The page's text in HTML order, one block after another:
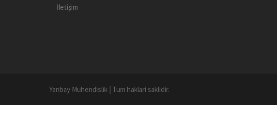
İletişim
Yanbay Muhendislik | Tum haklari saklidir.